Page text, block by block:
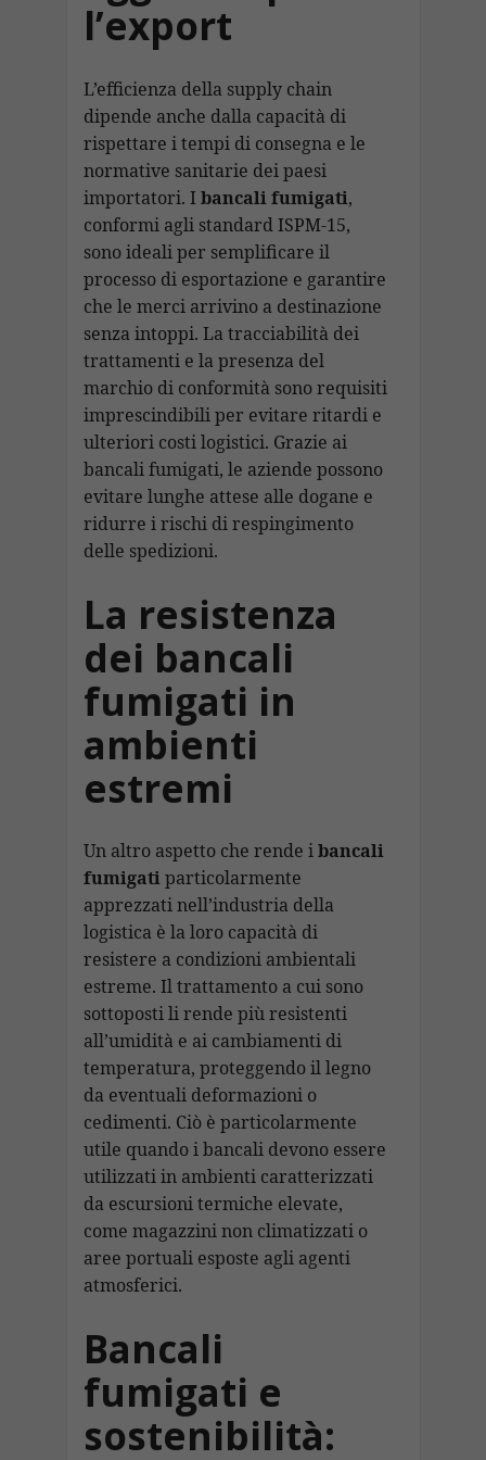
l’export
L’efficienza della supply chain
dipende anche dalla capacità di
rispettare i tempi di consegna e le
normative sanitarie dei paesi
importatori. I bancali fumigati,
conformi agli standard ISPM-15,
sono ideali per semplificare il
processo di esportazione e garantire
che le merci arrivino a destinazione
senza intoppi. La tracciabilità dei
trattamenti e la presenza del
marchio di conformità sono requisiti
imprescindibili per evitare ritardi e
ulteriori costi logistici. Grazie ai
bancali fumigati, le aziende possono
evitare lunghe attese alle dogane e
ridurre i rischi di respingimento
delle spedizioni.
La resistenza
dei bancali
fumigati in
ambienti
estremi
Un altro aspetto che rende ibancali
fumigatiparticolarmente
apprezzati nell’industria della
logistica è la loro capacità di
resistere a condizioni ambientali
estreme. Il trattamento a cui sono
sottoposti li rende più resistenti
all’umidità e ai cambiamenti di
temperatura, proteggendo il legno
da eventuali deformazioni o
cedimenti. Ciò è particolarmente
utile quando i bancali devono essere
utilizzati in ambienti caratterizzati
da escursioni termiche elevate,
come magazzini non climatizzati o
aree portuali esposte agli agenti
atmosferici.
Bancali
fumigati e
sostenibilità: